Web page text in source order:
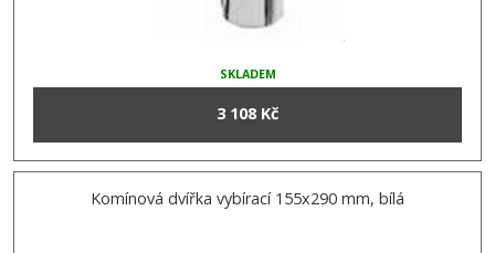
SKLADEM
3 108 Kč
Komínová dvířka vybírací 155x290 mm, bílá